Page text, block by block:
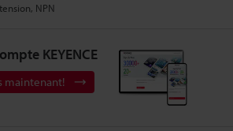
NPN
KEYENCE
maintenant!